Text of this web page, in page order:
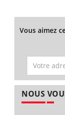
Vous aimez
NOUS